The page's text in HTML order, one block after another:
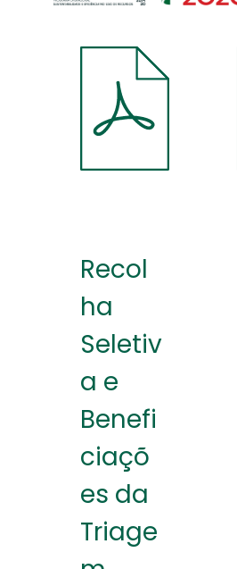
Recol
ha
Seletiv
a e
Benefi
ciaçõ
es da
Triage